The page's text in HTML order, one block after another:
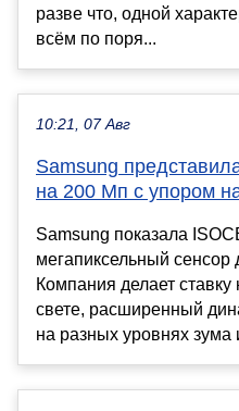
разве что, одной
всём по поря...
10:21, 07 Авг
Samsung
на 200 Мп с упором
Samsung показала
мегапиксельный
Компания делает
свете, расширенный
на разных уровнях зума